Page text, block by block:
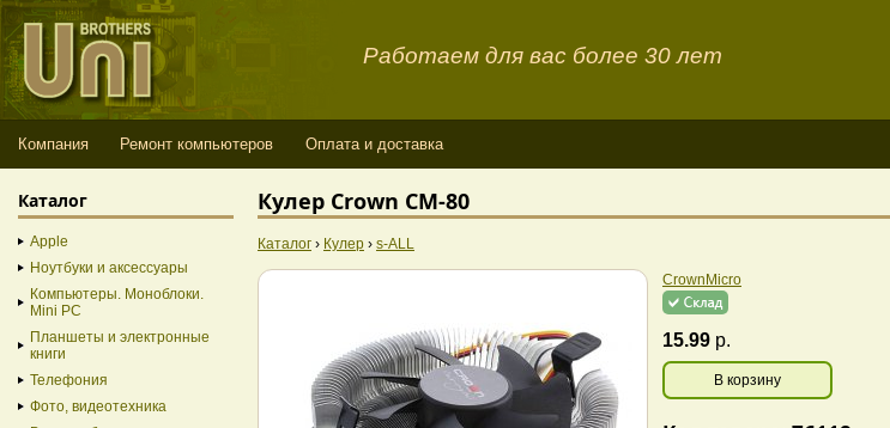
Работаем для вас более 30 лет
Компания Ремонт компьютеров Оплата и доставка
Кулер Crown CM-80
Каталог › Кулер › s-ALL
CrownMicro
15.99 р.
В корзину
Каталог
Apple
Ноутбуки и аксессуары
Компьютеры. Моноблоки.
Mini PC
Планшеты и электронные
книги
Телефония
Фото, видеотехника